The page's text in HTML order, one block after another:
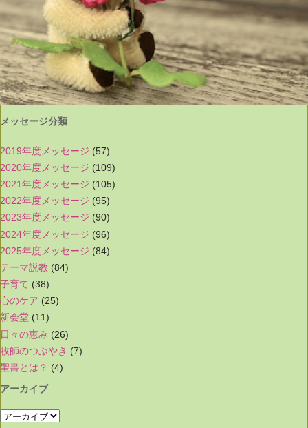
メッセージ分類
2019年度メッセージ (57)
2020年度メッセージ (109)
2021年度メッセージ (105)
2022年度メッセージ (95)
2023年度メッセージ (90)
2024年度メッセージ (96)
2025年度メッセージ (84)
テーマ説教 (84)
子育て (38)
心のケア (25)
新会堂 (11)
日々の恵み (26)
牧師のつぶやき (7)
聖書とは？ (4)
アーカイブ